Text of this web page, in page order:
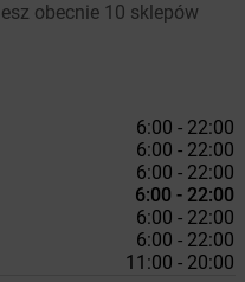
obecnie 10 sklepów
6:00 - 22:00
6:00 - 22:00
6:00 - 22:00
6:00 - 22:00
6:00 - 22:00
6:00 - 22:00
11:00 - 20:00